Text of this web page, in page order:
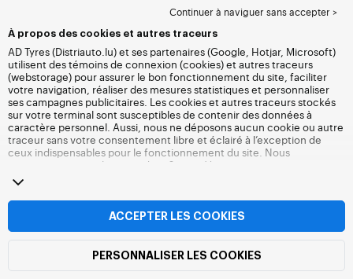
Continuer à naviguer sans accepter >
À propos des cookies et autres traceurs
AD Tyres (Distriauto.lu) et ses partenaires (Google, Hotjar, Microsoft)
utilisent des témoins de connexion (cookies) et autres traceurs
(webstorage) pour assurer le bon fonctionnement du site, faciliter
votre navigation, réaliser des mesures statistiques et personnaliser
ses campagnes publicitaires. Les cookies et autres traceurs stockés
sur votre terminal sont susceptibles de contenir des données à
caractère personnel. Aussi, nous ne déposons aucun cookie ou autre
traceur sans votre consentement libre et éclairé à l’exception de
ceux indispensables pour le fonctionnement du site. Nous
conservons votre choix pendant 6 mois. Vous pouvez retirer votre
consentement à tout moment en vous rendant sur la
autres traceurs
accepter le dépôt de cookies ou autres traceurs. Le refus ne fait pas
obstacle à l’accès aux services Distriauto.lu. Pour plus d’informations,
nous vous invitons à consulter
ACCEPTER LES COOKIES
PERSONNALISER LES COOKIES